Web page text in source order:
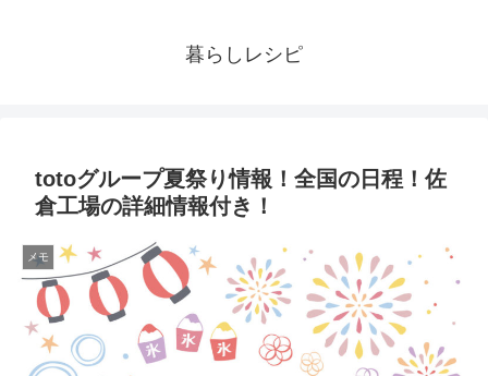
暮らしレシピ
totoグループ夏祭り情報！全国の日程！佐
倉工場の詳細情報付き！
メモ